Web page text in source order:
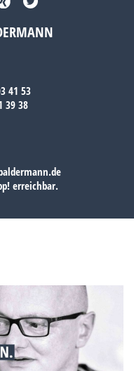
41 53
39 38
erreichbar.